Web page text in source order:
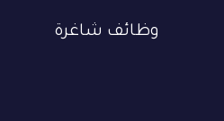
وظائف شاغرة